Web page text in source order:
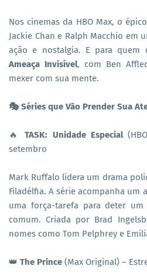
Nos cinemas da HBO Max, o épico
Jackie Chan e Ralph Macchio em
ação e nostalgia. E para quem
Ameaça Invisível, com Ben
mexer com sua mente.
🎭 Séries que Vão Prender Sua
🔥TASK: Unidade Especial
setembro
Mark Ruffalo lidera um drama
Filadélfia. A série acompanha um
uma força-tarefa para deter um
comum. Criada por Brad
nomes como Tom Pelphrey e
👑 The Prince (Max Original) –